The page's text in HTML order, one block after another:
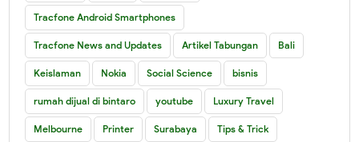
Tracfone Android Smartphones
Tracfone News and Updates Artikel Tabungan Bali
Keislaman Nokia Social Science bisnis
rumah dijual di bintaro youtube Luxury Travel
Melbourne Printer Surabaya Tips & Trick